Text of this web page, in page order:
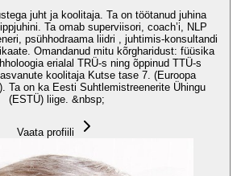
juht ja koolitaja. Ta on töötanud juhina
Ta omab superviisori, coach’i, NLP
psühhodraama liidri , juhtimis-konsultandi
Omandanud mitu kõrgharidust: füüsika
erialal TRÜ-s ning õppinud TTÜ-s
koolitaja Kutse tase 7. (Euroopa
Ta on ka Eesti Suhtlemistreenerite Ühingu
(ESTÜ) liige. &nbsp;
Vaata profiili